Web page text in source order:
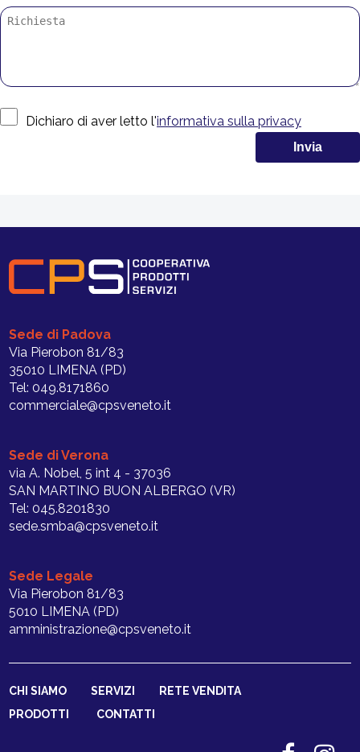
Dichiaro di aver letto l'informativa sulla privacy
Sede di Padova
Via Pierobon 81/83
35010 LIMENA (PD)
Tel: 049.8171860
commerciale@cpsveneto.it
Sede di Verona
via A. Nobel, 5 int 4 - 37036
SAN MARTINO BUON ALBERGO (VR)
Tel: 045.8201830
sede.smba@cpsveneto.it
Sede Legale
Via Pierobon 81/83
5010 LIMENA (PD)
amministrazione@cpsveneto.it
CHI SIAMO SERVIZI
RETE VENDITA
PRODOTTI
CONTATTI